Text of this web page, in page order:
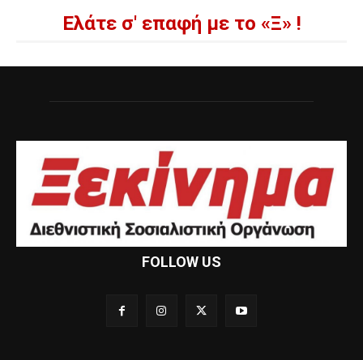
Ελάτε σ' επαφή με το «Ξ» !
FOLLOW US